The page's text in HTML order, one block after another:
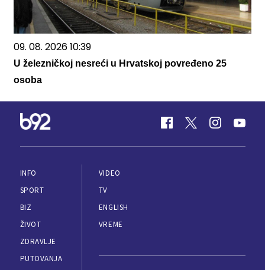
09. 08. 2026 10:39
U železničkoj nesreći u Hrvatskoj povređeno 25
osoba
INFO
SPORT
BIZ
ŽIVOT
ZDRAVLJE
PUTOVANJA
VIDEO
TV
ENGLISH
VREME